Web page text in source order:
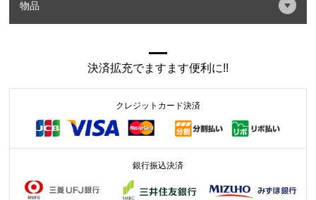
物品
決済拡充でますます便利に!!
クレジットカード決済
銀行振込決済